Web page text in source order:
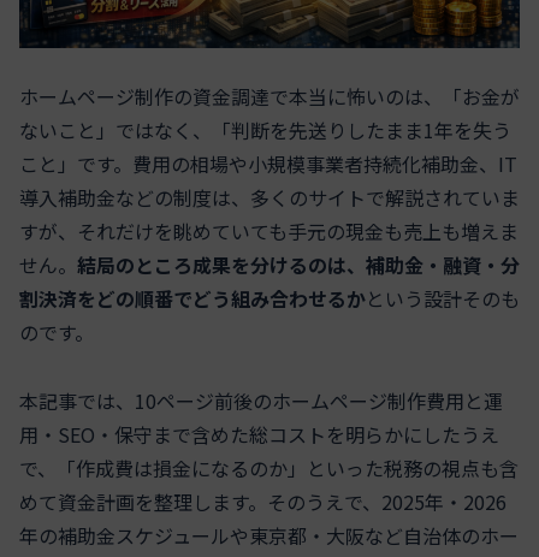
ホームページ制作の資金調達で本当に怖いのは、「お金が
ないこと」ではなく、「判断を先送りしたまま1年を失う
こと」です。費用の相場や小規模事業者持続化補助金、IT
導入補助金などの制度は、多くのサイトで解説されていま
すが、それだけを眺めていても手元の現金も売上も増えま
せん。 結局のところ成果を分けるのは、補助金・融資・分
割決済をどの順番でどう組み合わせるかという設計そのも
のです。
本記事では、10ページ前後のホームページ制作費用と運
用・SEO・保守まで含めた総コストを明らかにしたうえ
で、「作成費は損金になるのか」といった税務の視点も含
めて資金計画を整理します。そのうえで、2025年・2026
年の補助金スケジュールや東京都・大阪など自治体のホー